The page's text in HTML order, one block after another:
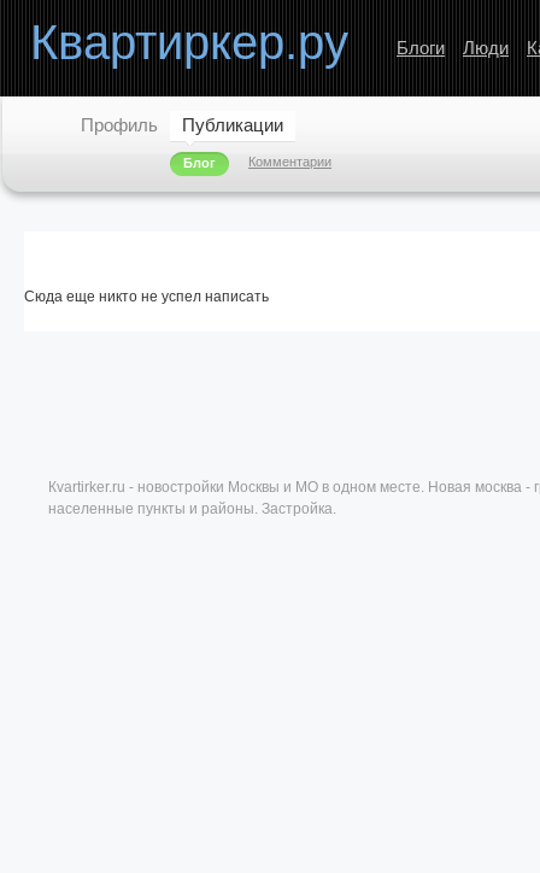
Квартиркер.ру Блоги Люди
Профиль Публикации
Блог Комментарии
Сюда еще никто не успел написать
Кvartirker.ru - новостройки Москвы и МО в одном месте. Новая москва
населенные пункты и районы. Застройка.